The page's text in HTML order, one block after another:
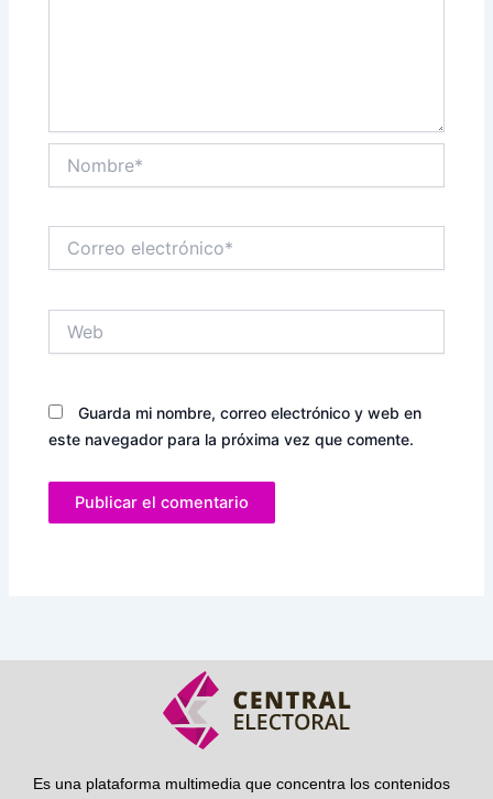
electrónico*
Guarda mi nombre, correo electrónico y web en
este navegador para la próxima vez que comente.
Es una plataforma multimedia que concentra los contenidos